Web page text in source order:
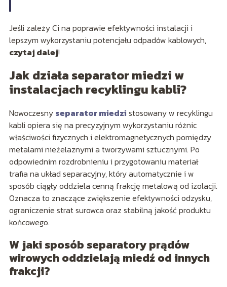
Jeśli zależy Ci na poprawie efektywności instalacji i
lepszym wykorzystaniu potencjału odpadów kablowych,
czytaj dalej!
Jak działa separator miedzi w
instalacjach recyklingu kabli?
Nowoczesny separator miedzi stosowany w recyklingu
kabli opiera się na precyzyjnym wykorzystaniu różnic
właściwości fizycznych i elektromagnetycznych pomiędzy
metalami nieżelaznymi a tworzywami sztucznymi. Po
odpowiednim rozdrobnieniu i przygotowaniu materiał
trafia na układ separacyjny, który automatycznie i w
sposób ciągły oddziela cenną frakcję metalową od izolacji.
Oznacza to znaczące zwiększenie efektywności odzysku,
ograniczenie strat surowca oraz stabilną jakość produktu
końcowego.
W jaki sposób separatory prądów
wirowych oddzielają miedź od innych
frakcji?